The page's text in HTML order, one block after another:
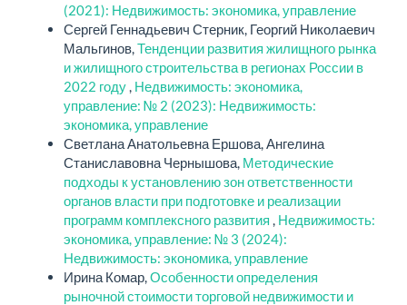
(2021): Недвижимость: экономика, управление
Сергей Геннадьевич Стерник, Георгий Николаевич
Мальгинов, Тенденции развития жилищного рынка
и жилищного строительства в регионах России в
2022 году Недвижимость: экономика,
управление: № 2 (2023): Недвижимость:
экономика, управление
Светлана Анатольевна Ершова, Ангелина
Станиславовна Чернышова, Методические
подходы к установлению зон ответственности
органов власти при подготовке и реализации
программ комплексного развития
Недвижимость:
экономика, управление: № 3 (2024):
Недвижимость: экономика, управление
Ирина Комар, Особенности определения
рыночной стоимости торговой недвижимости и